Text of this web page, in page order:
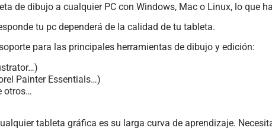
de dibujo a cualquier PC con Windows, Mac o Linux, lo que
tu pc dependerá de la calidad de tu tableta.
para las principales herramientas de dibujo y edición:
Painter Essentials…)
otros…
tableta gráfica es su larga curva de aprendizaje.